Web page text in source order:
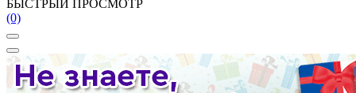
БЫСТРЫЙ ПРОСМОТР
(0)